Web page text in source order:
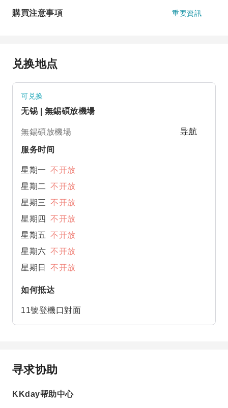
購買注意事項 重要資訊
兑换地点
可兑换
无锡 | 無錫碩放機場
無錫碩放機場 导航
服务时间
星期一 不开放
星期二
不开放
星期三 不开放
星期四
不开放
星期五 不开放
星期六 不开放
星期日
不开放
如何抵达
11號登機口對面
寻求协助
KKday帮助中心